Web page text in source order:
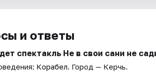
и ответы
спектакль Не в свои сани не
Корабел. Город — Керчь.